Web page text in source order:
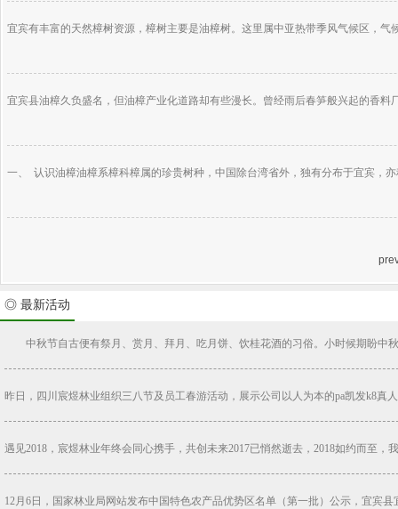
宜宾有丰富的天然樟树资源，樟树主要是油樟树。这里属中亚热带季风气候区，
宜宾县油樟久负盛名，但油樟产业化道路却有些漫长。曾经雨后春笋般兴起的香料
一、 认识油樟油樟系樟科樟属的珍贵树种，中国除台湾省外，独有分布于宜宾，亦
◎ 最新活动
中秋节自古便有祭月、赏月、拜月、吃月饼、饮桂花酒的习俗。小时候期盼中
昨日，四川宸煜林业组织三八节及员工春游活动，展示公司以人为本的pa凯发k8真
遇见2018，宸煜林业年终会同心携手，共创未来2017已悄然逝去，2018如约而至，
12月6日，国家林业局网站发布中国特色农产品优势区名单（第一批）公示，宜宾